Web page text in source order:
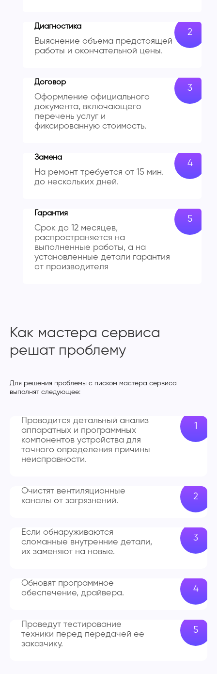
Диагностика
Выяснение объема предстоящей
работы и окончательной цены.
Договор
Оформление официального
документа, включающего
перечень услуг и
фиксированную стоимость.
Замена
На ремонт требуется от 15 мин.
до нескольких дней.
Гарантия
Срок до 12 месяцев,
распространяется на
выполненные работы, а на
установленные детали гарантия
от производителя
Как мастера сервиса
решат проблему
Для решения проблемы с писком мастера сервиса
выполнят следующее:
Проводится детальный анализ
аппаратных и программных
компонентов устройства для
точного определения причины
неисправности.
Очистят вентиляционные
каналы от загрязнений.
Если обнаруживаются
сломанные внутренние детали,
их заменяют на новые.
Обновят программное
обеспечение, драйвера.
Проведут тестирование
техники перед передачей ее
заказчику.